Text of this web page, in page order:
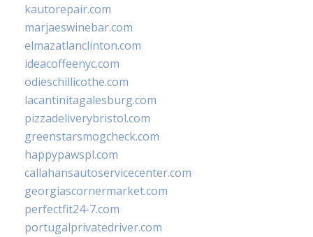
kautorepair.com
marjaeswinebar.com
elmazatlanclinton.com
ideacoffeenyc.com
odieschillicothe.com
lacantinitagalesburg.com
pizzadeliverybristol.com
greenstarsmogcheck.com
happypawspl.com
callahansautoservicecenter.com
georgiascornermarket.com
perfectfit24-7.com
portugalprivatedriver.com